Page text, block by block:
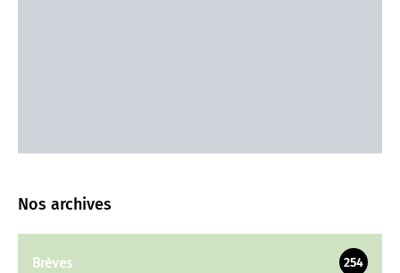
Nos archives
Brèves 254